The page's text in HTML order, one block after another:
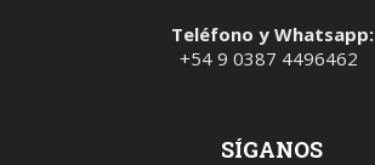
Teléfono y Whatsapp:
+54 9 0387 4496462
SÍGANOS